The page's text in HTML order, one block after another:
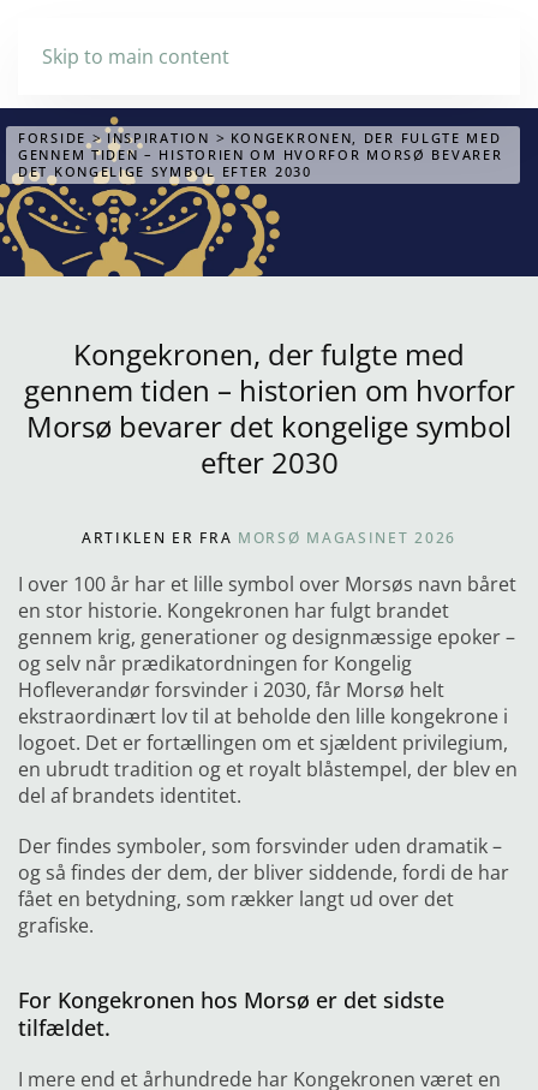
Skip to main content
FORSIDE INSPIRATION
KONGEKRONEN, DER FULGTE MED
GENNEM TIDEN – HISTORIEN OM HVORFOR MORSØ BEVARER
DET KONGELIGE SYMBOL EFTER 2030
Kongekronen, der fulgte med
gennem tiden – historien om hvorfor
Morsø bevarer det kongelige symbol
efter 2030
ARTIKLEN ER FRA MORSØ MAGASINET 2026
I over 100 år har et lille symbol over Morsøs navn båret
en stor historie. Kongekronen har fulgt brandet
gennem krig, generationer og designmæssige epoker –
og selv når prædikatordningen for Kongelig
Hofleverandør forsvinder i 2030, får Morsø helt
ekstraordinært lov til at beholde den lille kongekrone i
logoet. Det er fortællingen om et sjældent privilegium,
en ubrudt tradition og et royalt blåstempel, der blev en
del af brandets identitet.
Der findes symboler, som forsvinder uden dramatik –
og så findes der dem, der bliver siddende, fordi de har
fået en betydning, som rækker langt ud over det
grafiske.
For Kongekronen hos Morsø er det sidste
tilfældet.
I mere end et århundrede har Kongekronen været en